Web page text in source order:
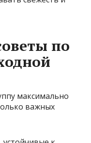
по
максимально
важных